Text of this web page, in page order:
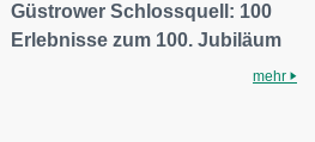
Güstrower Schlossquell: 100
Erlebnisse zum 100. Jubiläum
mehr